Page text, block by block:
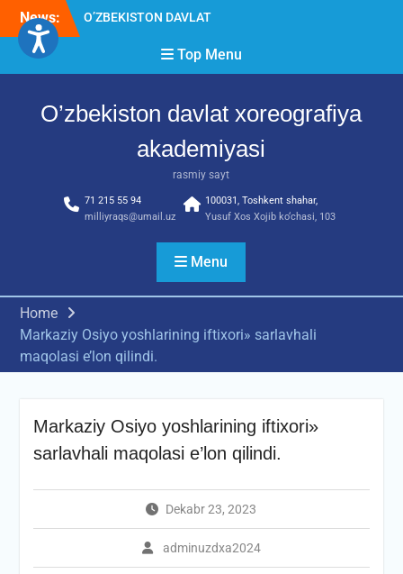
Skip
content
News:
O’ZBEKISTON DAVLAT
AKADEMIYASIDA
Diqqat e’lon!
Akademiyada kasbiy ijodiy
imtihon jarayonlari
Top Menu
O’zbekiston davlat xoreografiya
akademiyasi
rasmiy sayt
71 215 55 94
milliyraqs@umail.uz
100031, Toshkent shahar,
Yusuf Xos Xojib ko‘chasi, 103
Menu
Home
Markaziy Osiyo yoshlarining iftixori» sarlavhali
maqolasi e’lon qilindi.
Markaziy Osiyo yoshlarining iftixori»
sarlavhali maqolasi e’lon qilindi.
Dekabr 23, 2023
adminuzdxa2024